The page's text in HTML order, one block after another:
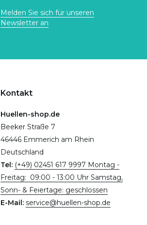
Melden Sie sich für unseren
Newsletter an
Kontakt
Huellen-shop.de
Beeker Straße 7
46446 Emmerich am Rhein
Deutschland
Tel: (+49) 02451 617 9997 Montag -
Freitag: 09:00 - 13:00 Uhr Samstag,
Sonn- & Feiertage: geschlossen
E-Mail: service@huellen-shop.de